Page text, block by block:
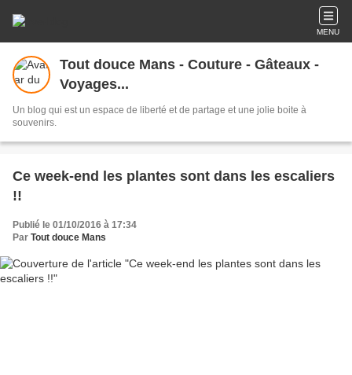
MENU
Tout douce Mans - Couture - Gâteaux -
Voyages...
Un blog qui est un espace de liberté et de partage et une jolie boite à
souvenirs.
Ce week-end les plantes sont dans les escaliers
!!
Publié le 01/10/2016 à 17:34
Par Tout douce Mans